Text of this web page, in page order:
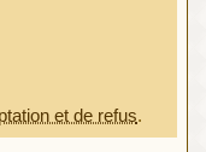
et de refus.